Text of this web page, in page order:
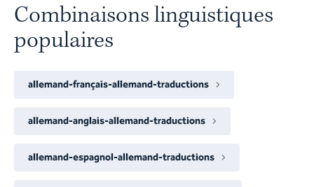
Combinaisons linguistiques
populaires
allemand-français-allemand-traductions
allemand-anglais-allemand-traductions
allemand-espagnol-allemand-traductions